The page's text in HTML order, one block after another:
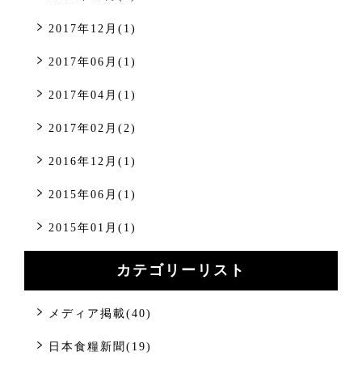
2017年12月(1)
2017年06月(1)
2017年04月(1)
2017年02月(2)
2016年12月(1)
2015年06月(1)
2015年01月(1)
カテゴリーリスト
メディア掲載(40)
日本食糧新聞(19)